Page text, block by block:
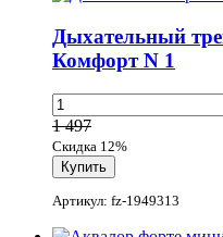
Дыхательный
Комфорт N 1
1 497
Скидка 12%
Артикул: fz-1949313